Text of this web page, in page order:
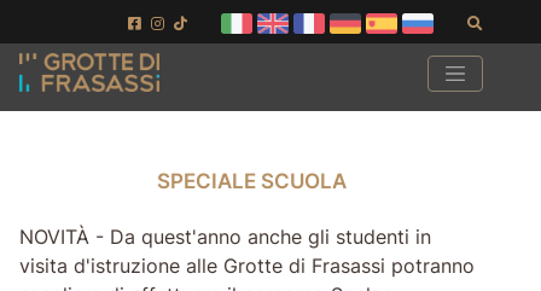
Vai ai contenuti della pagina
Vai al pié di pagina
SPECIALE SCUOLA
NOVITÀ - Da quest'anno anche gli studenti in
visita d'istruzione alle Grotte di Frasassi potranno